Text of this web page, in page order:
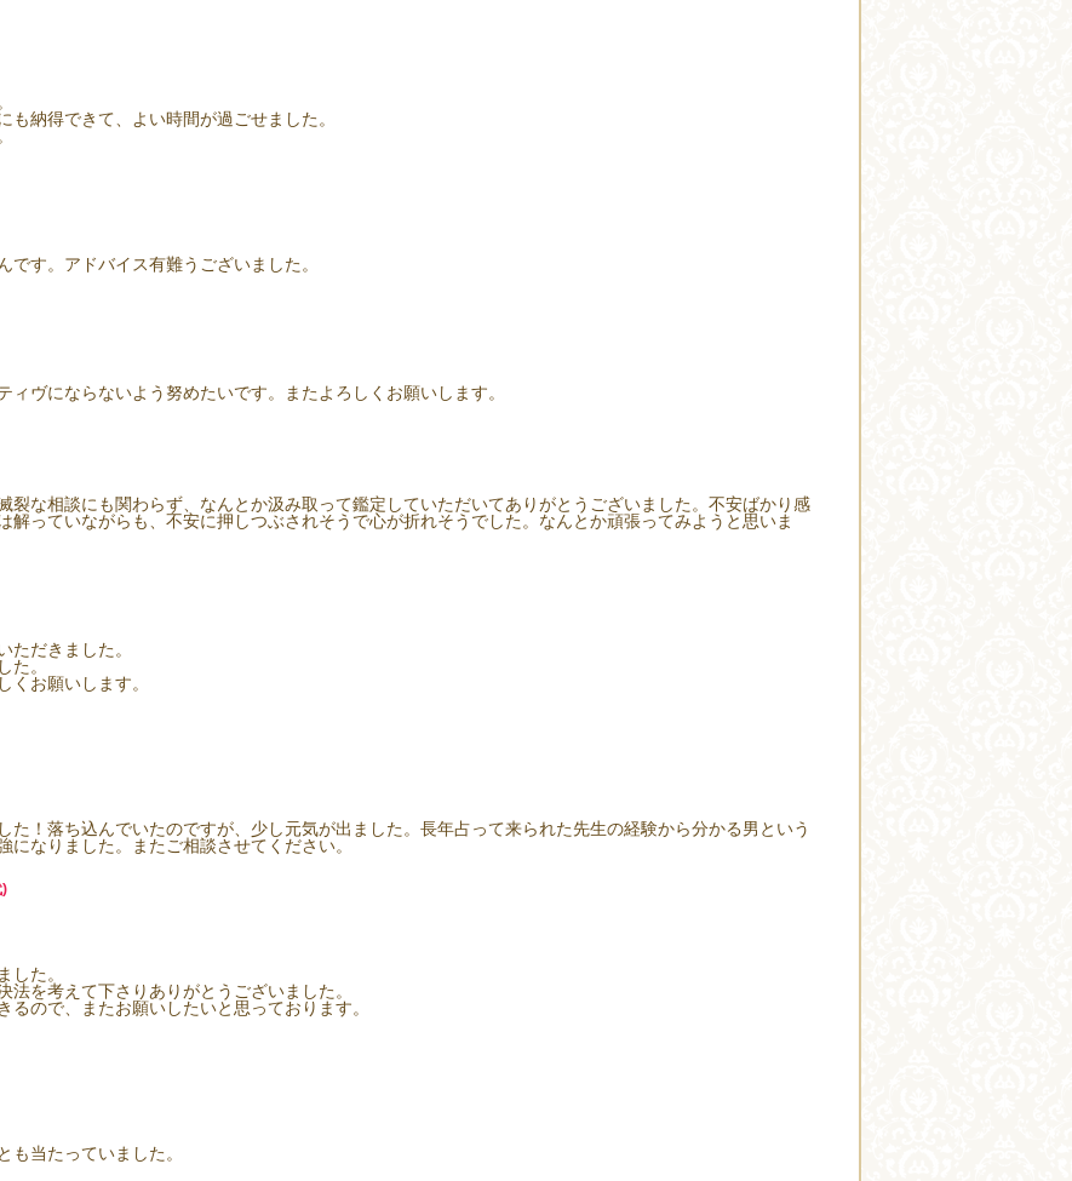
納得できて、よい時間が過ごせました。
す。アドバイス有難うございました。
ヴにならないよう努めたいです。またよろしくお願いします。
裂な相談にも関わらず、なんとか汲み取って鑑定していただいてありがとうございました。不安ばかり感
解っていながらも、不安に押しつぶされそうで心が折れそうでした。なんとか頑張ってみようと思いま
ただきました。
た。
くお願いします。
た！落ち込んでいたのですが、少し元気が出ました。長年占って来られた先生の経験から分かる男という
なりました。またご相談させてください。
)
した。
を考えて下さりありがとうございました。
ので、またお願いしたいと思っております。
も当たっていました。